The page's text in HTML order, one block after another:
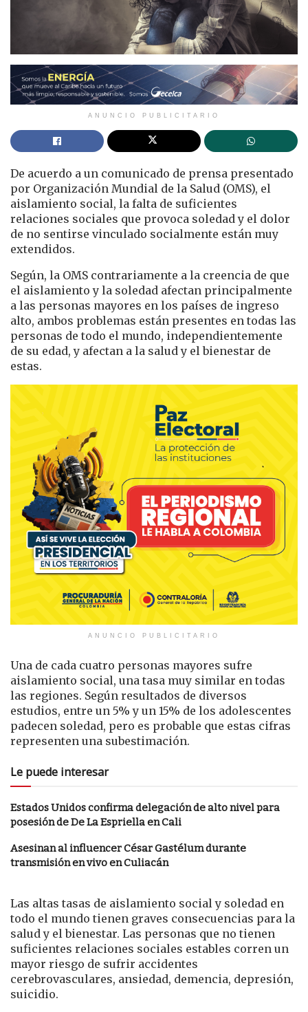
ANUNCIO PUBLICITARIO
De acuerdo a un comunicado de prensa presentado
por Organización Mundial de la Salud (OMS), el
aislamiento social, la falta de suficientes
relaciones sociales que provoca soledad y el dolor
de no sentirse vinculado socialmente están muy
extendidos.
Según, la OMS contrariamente a la creencia de que
el aislamiento y la soledad afectan principalmente
a las personas mayores en los países de ingreso
alto, ambos problemas están presentes en todas las
personas de todo el mundo, independientemente
de su edad, y afectan a la salud y el bienestar de
estas.
ANUNCIO PUBLICITARIO
Una de cada cuatro personas mayores sufre
aislamiento social, una tasa muy similar en todas
las regiones. Según resultados de diversos
estudios, entre un 5% y un 15% de los adolescentes
padecen soledad, pero es probable que estas cifras
representen una subestimación.
Le puede interesar
Estados Unidos confirma delegación de alto nivel para
posesión de De La Espriella en Cali
Asesinan al influencer César Gastélum durante
transmisión en vivo en Culiacán
Las altas tasas de aislamiento social y soledad en
todo el mundo tienen graves consecuencias para la
salud y el bienestar. Las personas que no tienen
suficientes relaciones sociales estables corren un
mayor riesgo de sufrir accidentes
cerebrovasculares, ansiedad, demencia, depresión,
suicidio.